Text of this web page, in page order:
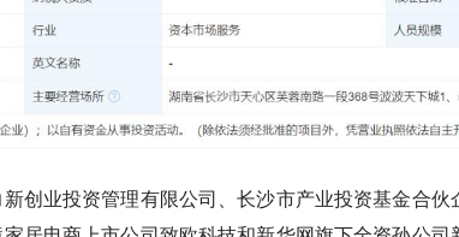
创业投资管理有限公司、长沙市产业投资基金合伙